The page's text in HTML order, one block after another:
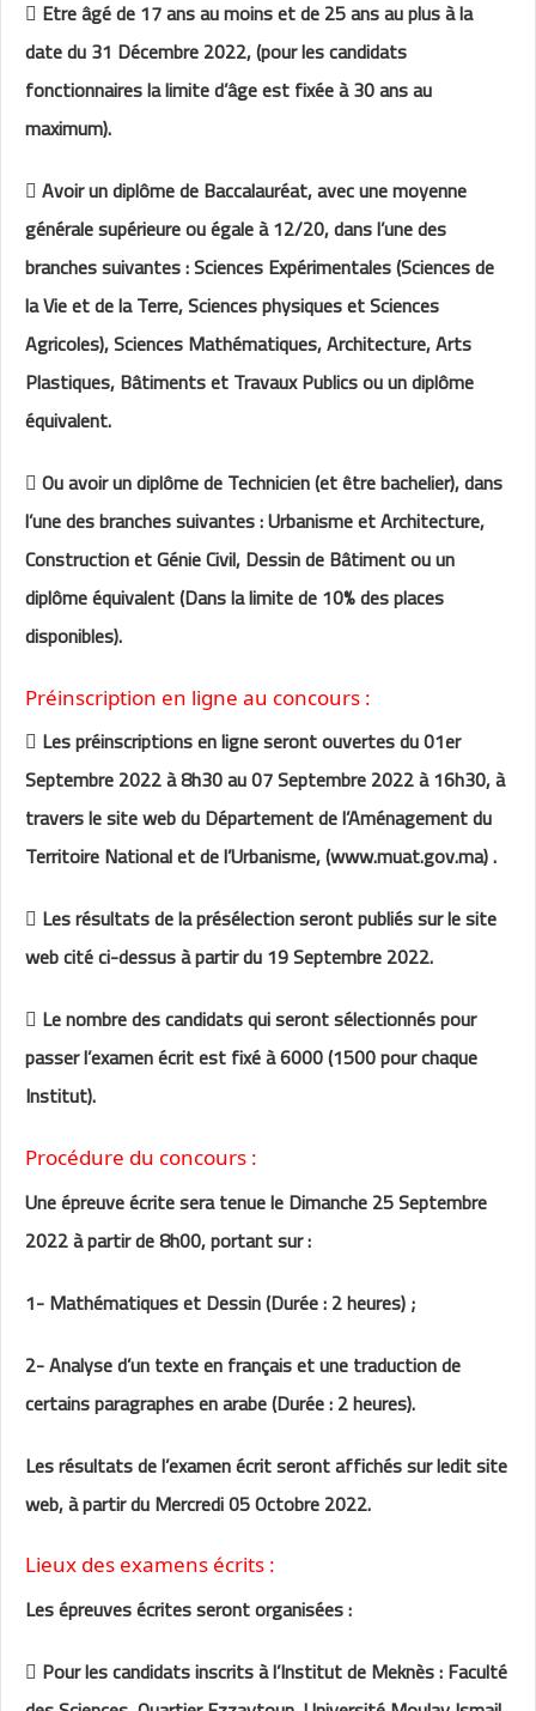
 Etre âgé de 17 ans au moins et de 25 ans au plus à la
date du 31 Décembre 2022, (pour les candidats
fonctionnaires la limite d’âge est fixée à 30 ans au
maximum).
 Avoir un diplôme de Baccalauréat, avec une moyenne
générale supérieure ou égale à 12/20, dans l’une des
branches suivantes : Sciences Expérimentales (Sciences de
la Vie et de la Terre, Sciences physiques et Sciences
Agricoles), Sciences Mathématiques, Architecture, Arts
Plastiques, Bâtiments et Travaux Publics ou un diplôme
équivalent.
 Ou avoir un diplôme de Technicien (et être bachelier), dans
l’une des branches suivantes : Urbanisme et Architecture,
Construction et Génie Civil, Dessin de Bâtiment ou un
diplôme équivalent (Dans la limite de 10% des places
disponibles).
Préinscription en ligne au concours :
 Les préinscriptions en ligne seront ouvertes du 01er
Septembre 2022 à 8h30 au 07 Septembre 2022 à 16h30, à
travers le site web du Département de l’Aménagement du
Territoire National et de l’Urbanisme, (www.muat.gov.ma) .
 Les résultats de la présélection seront publiés sur le site
web cité ci-dessus à partir du 19 Septembre 2022.
 Le nombre des candidats qui seront sélectionnés pour
passer l’examen écrit est fixé à 6000 (1500 pour chaque
Institut).
Procédure du concours :
Une épreuve écrite sera tenue le Dimanche 25 Septembre
2022 à partir de 8h00, portant sur :
1- Mathématiques et Dessin (Durée : 2 heures) ;
2- Analyse d’un texte en français et une traduction de
certains paragraphes en arabe (Durée : 2 heures).
Les résultats de l’examen écrit seront affichés sur ledit site
web, à partir du Mercredi 05 Octobre 2022.
Lieux des examens écrits :
Les épreuves écrites seront organisées :
 Pour les candidats inscrits à l’Institut de Meknès : Faculté